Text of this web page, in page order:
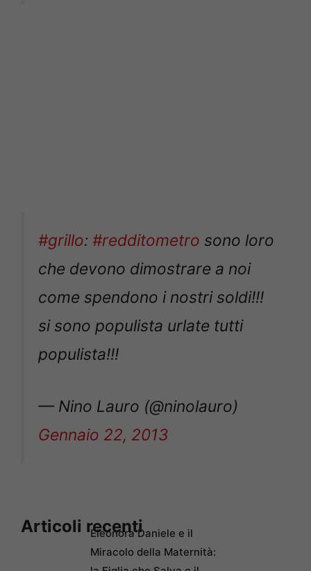
che devono dimostrare a noi
come spendono i nostri soldi!!!
si sono populista urlate tutti
populista!!!
Gennaio 22, 2013
Miracolo della Maternità:
la Figlia che Salva e il